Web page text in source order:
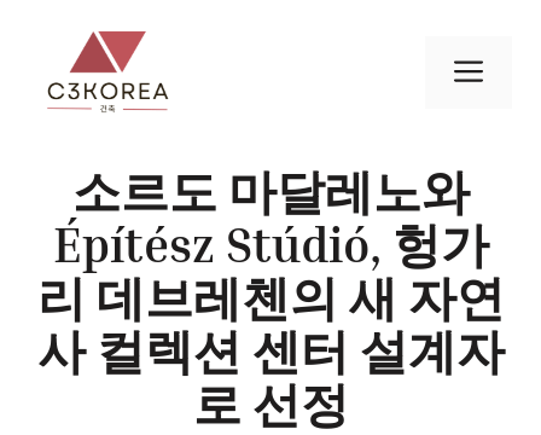
메
소르도 마달레노와
Építész Stúdió, 헝가
리 데브레첸의 새 자연
사 컬렉션 센터 설계자
로 선정